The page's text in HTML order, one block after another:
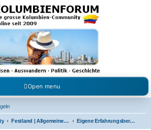
- Das
der
Politik, Geschichte und Visum in Kolumbien und Venezuela.
Gemeinschaft im Kolumbienforum
Open menu
Festland | Allgemeine Fragen Eigene Erfahrungsberichte zur medizinischen Versorgung